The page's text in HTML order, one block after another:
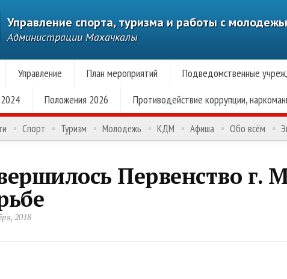
Управление спорта, туризма и работы с
Администрации Махачкалы
Управление План мероприятий Подведомственные
Положения 2026 Противодействие коррупции,
Спорт Туризм Молодежь КДМ Афиша Обо всём
Первенство г.
2018